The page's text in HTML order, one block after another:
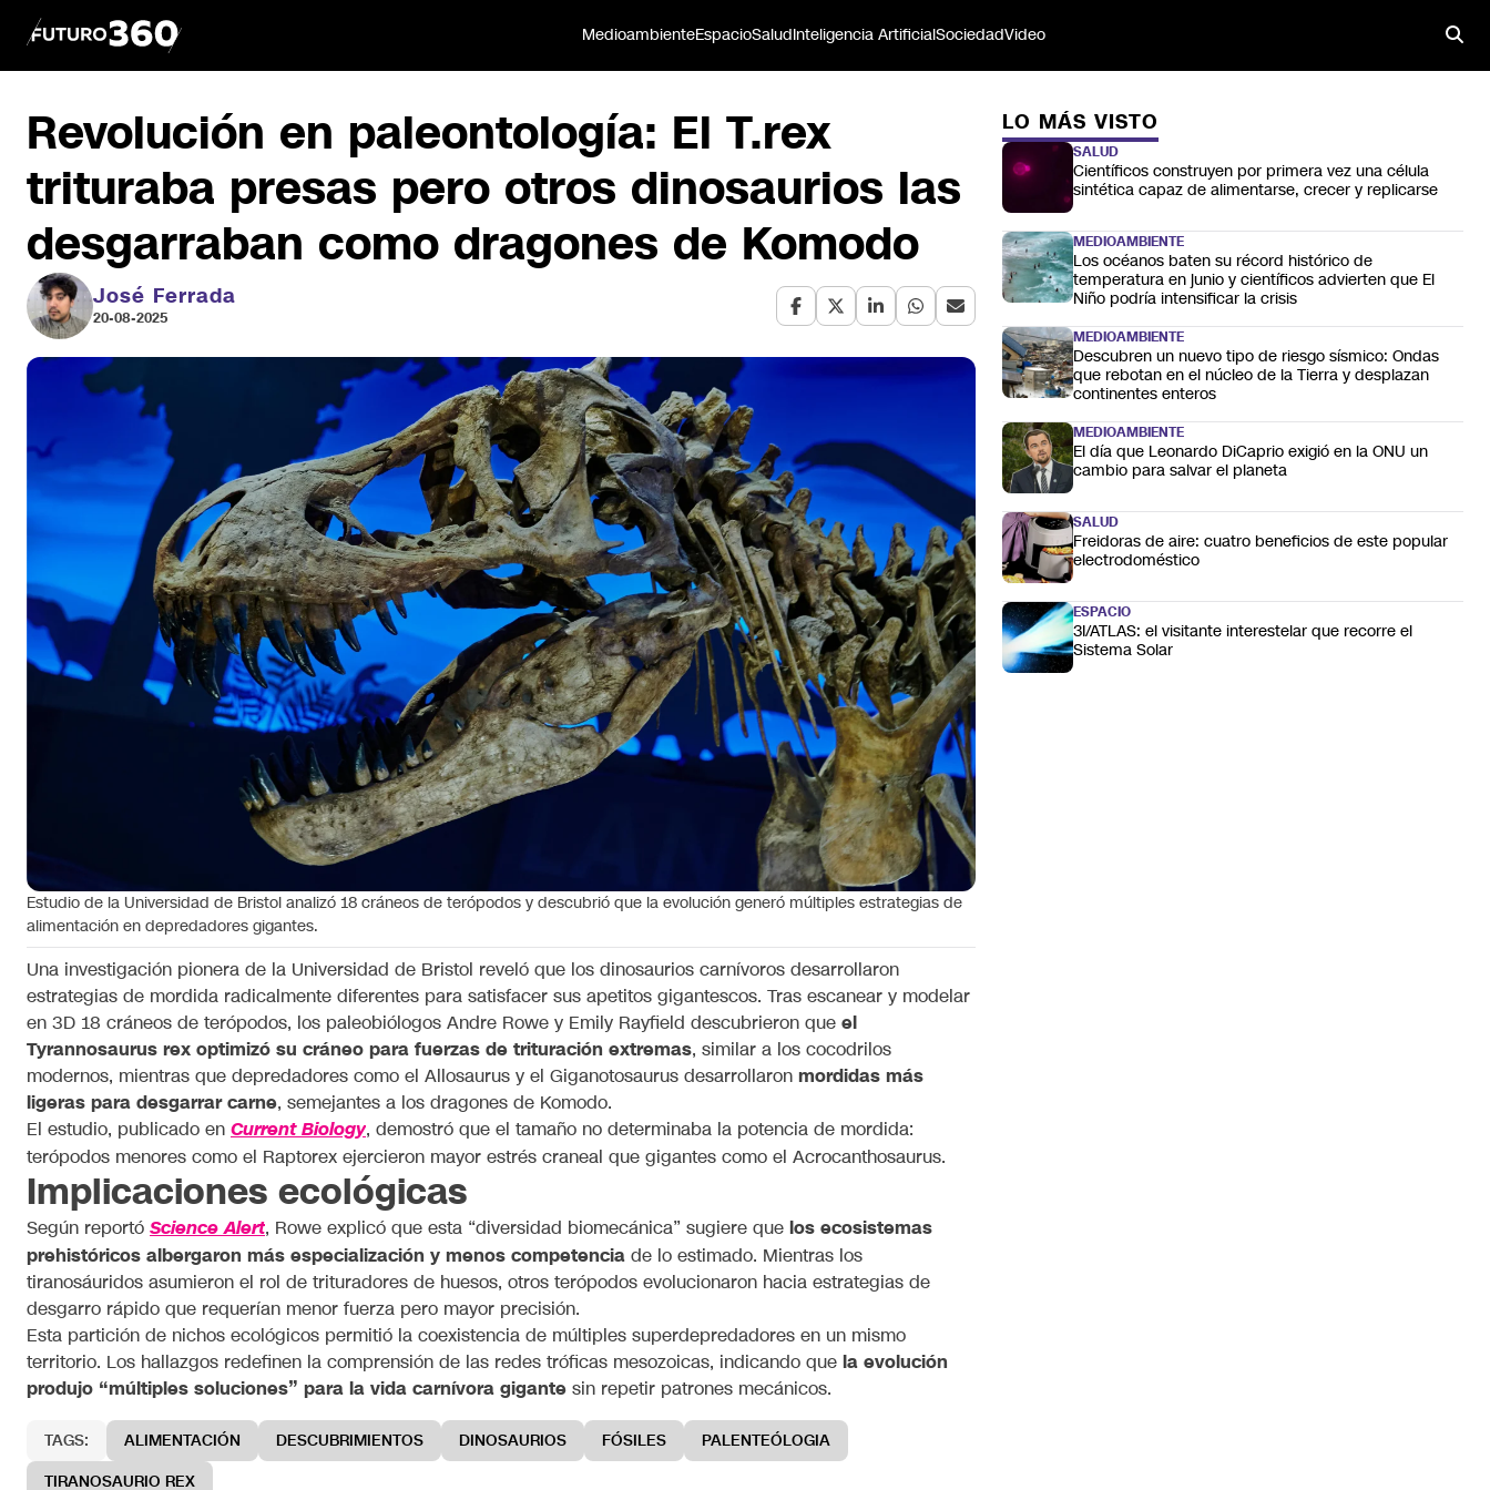
MedioambienteEspacioSaludInteligencia ArtificialSociedadVideo
Revolución en paleontología: El T.rex
trituraba presas pero otros dinosaurios las
desgarraban como dragones de Komodo
José Ferrada
20-08-2025
Estudio de la Universidad de Bristol analizó 18 cráneos de terópodos y descubrió que la evolución generó múltiples estrategias de
alimentación en depredadores gigantes.
Una investigación pionera de la Universidad de Bristol reveló que los dinosaurios carnívoros desarrollaron
estrategias de mordida radicalmente diferentes para satisfacer sus apetitos gigantescos. Tras escanear y modelar
en 3D 18 cráneos de terópodos, los paleobiólogos Andre Rowe y Emily Rayfield descubrieron que el
Tyrannosaurus rex optimizó su cráneo para fuerzas de trituración extremas, similar a los cocodrilos
modernos, mientras que depredadores como el Allosaurus y el Giganotosaurus desarrollaron mordidas más
ligeras para desgarrar carne, semejantes a los dragones de Komodo.
El estudio, publicado en Current Biology, demostró que el tamaño no determinaba la potencia de mordida:
terópodos menores como el Raptorex ejercieron mayor estrés craneal que gigantes como el Acrocanthosaurus.
Implicaciones ecológicas
Según reportó Science Alert, Rowe explicó que esta “diversidad biomecánica” sugiere que los ecosistemas
prehistóricos albergaron más especialización y menos competencia de lo estimado. Mientras los
tiranosáuridos asumieron el rol de trituradores de huesos, otros terópodos evolucionaron hacia estrategias de
desgarro rápido que requerían menor fuerza pero mayor precisión.
Esta partición de nichos ecológicos permitió la coexistencia de múltiples superdepredadores en un mismo
territorio. Los hallazgos redefinen la comprensión de las redes tróficas mesozoicas, indicando que la evolución
produjo “múltiples soluciones” para la vida carnívora gigante sin repetir patrones mecánicos.
TAGS: ALIMENTACIÓN DESCUBRIMIENTOS DINOSAURIOS FÓSILES
PALENTEÓLOGIA
TIRANOSAURIO REX
LO MÁS VISTO
SALUD
Científicos construyen por primera vez una célula
sintética capaz de alimentarse, crecer y replicarse
MEDIOAMBIENTE
Los océanos baten su récord histórico de
temperatura en junio y científicos advierten que El
Niño podría intensificar la crisis
MEDIOAMBIENTE
Descubren un nuevo tipo de riesgo sísmico: Ondas
que rebotan en el núcleo de la Tierra y desplazan
continentes enteros
MEDIOAMBIENTE
El día que Leonardo DiCaprio exigió en la ONU un
cambio para salvar el planeta
SALUD
Freidoras de aire: cuatro beneficios de este popular
electrodoméstico
ESPACIO
3I/ATLAS: el visitante interestelar que recorre el
Sistema Solar